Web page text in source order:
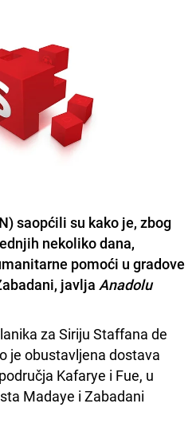
saopćili su kako je, zbog
nekoliko dana,
pomoći u gradove
javlja Anadolu
za Siriju Staffana de
je obustavljena dostava
Kafarye i Fue, u
Madaye i Zabadani